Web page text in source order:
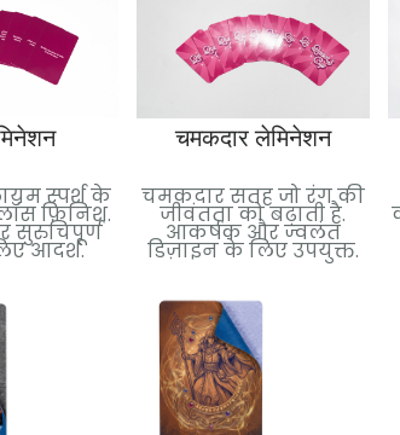
स्पर्श के
फ़िनिश.
सुरुचिपूर्ण
आदर्श.
चमकदार लेमिनेशन
चमकदार सतह जो रंग की
जीवंतता को बढ़ाती है.
आकर्षक और ज्वलंत
डिज़ाइन के लिए उपयुक्त.